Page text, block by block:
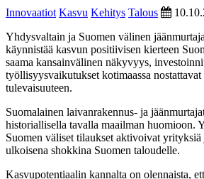
Innovaatiot Kasvu Kehitys Talous
Yhdysvaltain ja Suomen välinen
käynnistää kasvun positiivisen kierteen
saama kansainvälinen näkyvyys,
työllisyysvaikutukset kotimaassa
tulevaisuuteen.
Suomalainen laivanrakennus- ja
historiallisella tavalla maailman huomioon.
Suomen väliset tilaukset aktivoivat
ulkoisena shokkina Suomen taloudelle.
Kasvupotentiaalin kannalta on olennaista,